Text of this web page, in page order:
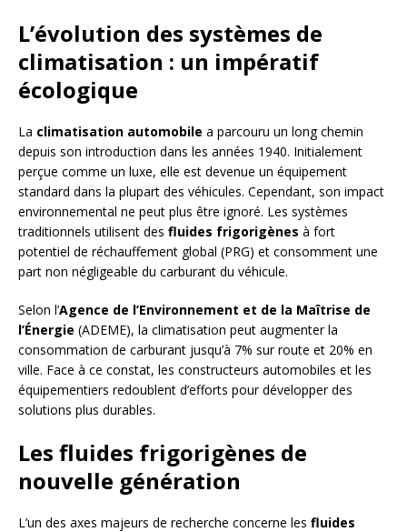
L’évolution des systèmes de
climatisation : un impératif
écologique
La climatisation automobile a parcouru un long chemin
depuis son introduction dans les années 1940. Initialement
perçue comme un luxe, elle est devenue un équipement
standard dans la plupart des véhicules. Cependant, son impact
environnemental ne peut plus être ignoré. Les systèmes
traditionnels utilisent des fluides frigorigènes à fort
potentiel de réchauffement global (PRG) et consomment une
part non négligeable du carburant du véhicule.
Selon l’Agence de l’Environnement et de la Maîtrise de
l’Énergie (ADEME), la climatisation peut augmenter la
consommation de carburant jusqu’à 7% sur route et 20% en
ville. Face à ce constat, les constructeurs automobiles et les
équipementiers redoublent d’efforts pour développer des
solutions plus durables.
Les fluides frigorigènes de
nouvelle génération
L’un des axes majeurs de recherche concerne les fluides